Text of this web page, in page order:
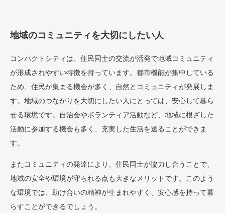
地域のコミュニティを大切にしたい人
コンパクトシティは、住民同士の交流が活発で地域コミュニティ
が形成されやすい特徴を持っています。都市機能が集中している
ため、住民が集まる機会が多く、自然とコミュニティが発展しま
す。地域のつながりを大切にしたい人にとっては、安心して暮ら
せる環境です。自治会やボランティア活動など、地域に根ざした
活動に参加する機会も多く、充実した生活を送ることができま
す。
またコミュニティの発達により、住民同士が協力し合うことで、
地域の安全や環境が守られる点も大きなメリットです。このよう
な環境では、助け合いの精神が生まれやすく、安心感を持って暮
らすことができるでしょう。